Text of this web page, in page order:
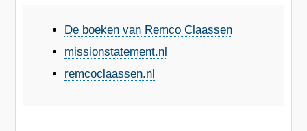
De boeken van Remco Claassen
missionstatement.nl
remcoclaassen.nl